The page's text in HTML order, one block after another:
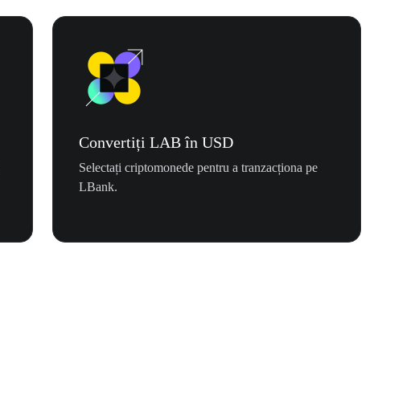
Convertiți LAB în USD
Selectați criptomonede pentru a tranzacționa pe
LBank.